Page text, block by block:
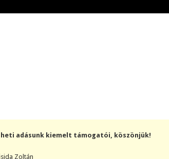
heti adásunk kiemelt támogatói, köszönjük!
Zoltán